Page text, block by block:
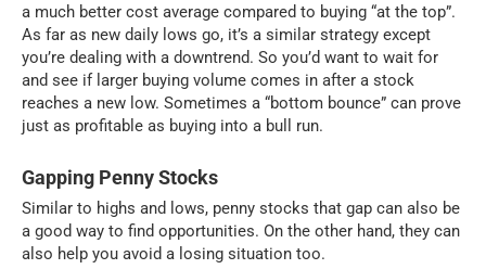
a much better cost average compared to buying “at the top”.
As far as new daily lows go, it’s a similar strategy except
you’re dealing with a downtrend. So you’d want to wait for
and see if larger buying volume comes in after a stock
reaches a new low. Sometimes a “bottom bounce” can prove
just as profitable as buying into a bull run.
Gapping Penny Stocks
Similar to highs and lows, penny stocks that gap can also be
a good way to find opportunities. On the other hand, they can
also help you avoid a losing situation too.